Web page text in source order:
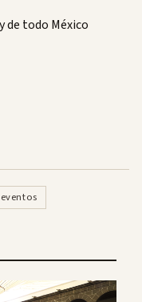
de todo México